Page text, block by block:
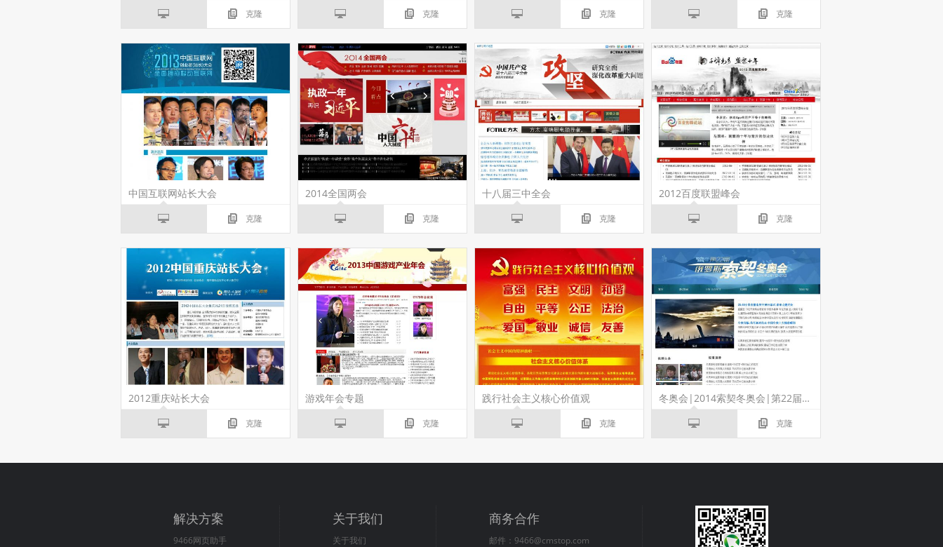
克隆 克隆 克隆 克隆
中国互联网站长大会
克隆
2014全国两会
克隆
十八届三中全会
克隆
2012百度联盟峰会
克隆
2012重庆站长大会
克隆
游戏年会专题
克隆
践行社会主义核心价值观
克隆
冬奥会|2014索契冬奥会|第22届冬季奥林匹克运动会
克隆
解决方案
9466网页助手
关于我们
关于我们
商务合作
邮件：9466@cmstop.com